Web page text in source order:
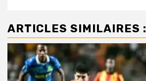
ARTICLES SIMILAIRES :